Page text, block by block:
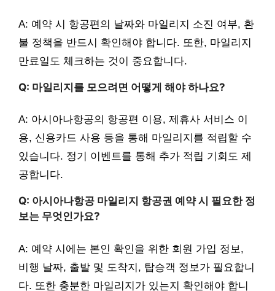
A: 예약 시 항공편의 날짜와 마일리지 소진 여부, 환
불 정책을 반드시 확인해야 합니다. 또한, 마일리지
만료일도 체크하는 것이 중요합니다.
Q: 마일리지를 모으려면 어떻게 해야 하나요?
A: 아시아나항공의 항공편 이용, 제휴사 서비스 이
용, 신용카드 사용 등을 통해 마일리지를 적립할 수
있습니다. 정기 이벤트를 통해 추가 적립 기회도 제
공합니다.
Q: 아시아나항공 마일리지 항공권 예약 시 필요한 정
보는 무엇인가요?
A: 예약 시에는 본인 확인을 위한 회원 가입 정보,
비행 날짜, 출발 및 도착지, 탑승객 정보가 필요합니
다. 또한 충분한 마일리지가 있는지 확인해야 합니